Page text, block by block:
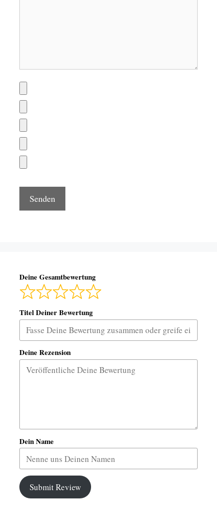
Deine Gesamtbewertung
Titel Deiner Bewertung
Deine Rezension
Dein Name
Submit Review